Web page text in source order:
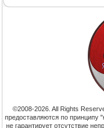
©2008-2026. All Rights
предоставляются по принципу
не гарантирует отсутствие